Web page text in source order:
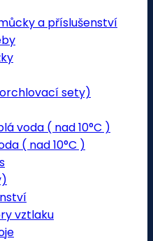
a příslušenství
sety)
voda ( nad 10°C )
( nad 10°C )
vztlaku